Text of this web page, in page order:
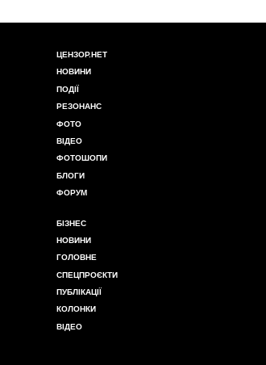
ЦЕНЗОР.НЕТ
НОВИНИ
ПОДІЇ
РЕЗОНАНС
ФОТО
ВІДЕО
ФОТОШОПИ
БЛОГИ
ФОРУМ
БІЗНЕС
НОВИНИ
ГОЛОВНЕ
СПЕЦПРОЄКТИ
ПУБЛІКАЦІЇ
КОЛОНКИ
ВІДЕО